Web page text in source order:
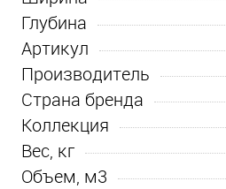
Глубина
Артикул
Производитель
Страна бренда
Коллекция
Вес, кг
Объем, м3